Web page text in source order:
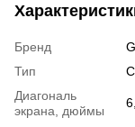
Бренд
Тип
Диагональ
экрана, дюймы